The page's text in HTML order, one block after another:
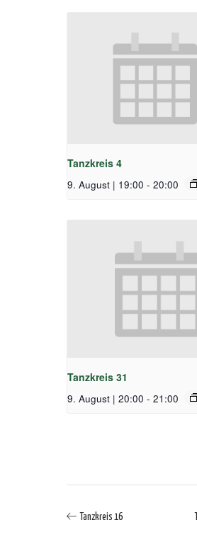
Tanzkreis 4
9. August | 19:00 - 20:00
Tanzkreis 31
9. August | 20:00 - 21:00
Tanzkreis 16